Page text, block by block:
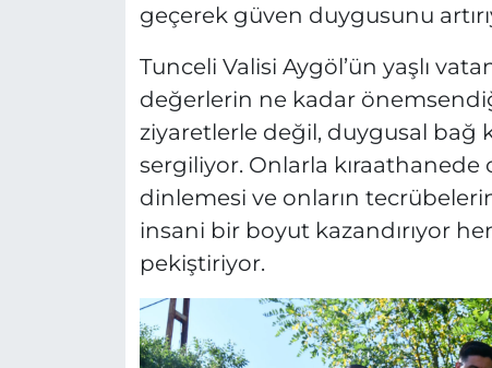
geçerek güven duygusunu
Tunceli Valisi Aygöl’ün yaşlı
değerlerin ne kadar
ziyaretlerle değil, duygusal bağ
sergiliyor. Onlarla
dinlemesi ve onların
insani bir boyut kazandırıyor
pekiştiriyor.